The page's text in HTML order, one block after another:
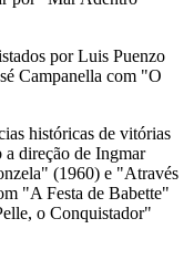
por Luis Puenzo
Campanella com "O
históricas de vitórias
a direção de Ingmar
(1960) e "Através
"A Festa de Babette"
o Conquistador"